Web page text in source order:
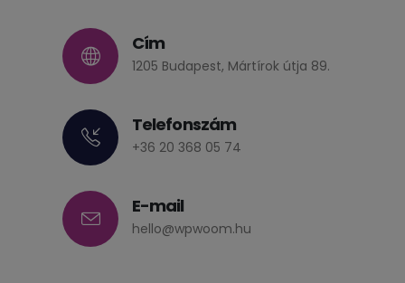
Cím
1205 Budapest, Mártírok útja 89.
Telefonszám
+36 20 368 05 74
E-mail
hello@wpwoom.hu